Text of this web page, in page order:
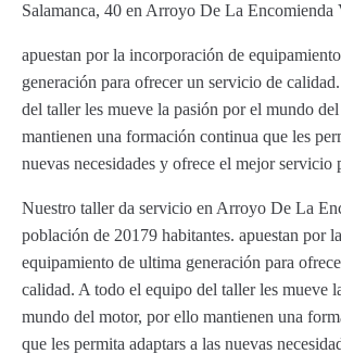
Salamanca, 40 en Arroyo De La Encomienda
apuestan por la incorporación de
generación para ofrecer un servicio de
del taller les mueve la pasión por el mundo
mantienen una formación continua que les
nuevas necesidades y ofrece el mejor servicio
Nuestro taller da servicio en Arroyo De La
población de 20179 habitantes. apuestan por
equipamiento de ultima generación para
calidad. A todo el equipo del taller les mueve
mundo del motor, por ello mantienen una
que les permita adaptars a las nuevas